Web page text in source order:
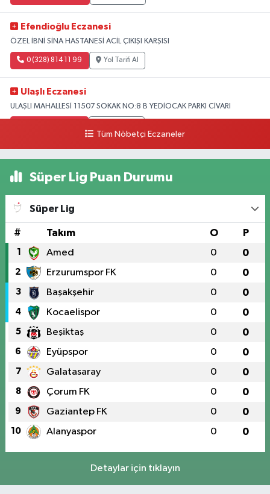
Efendioğlu Eczanesi
ÖZEL İBNİ SİNA HASTANESİ ACİL ÇIKIŞI KARŞISI
0 (328) 814 11 99 Yol Tarifi Al
Ulaşlı Eczanesi
ULAŞLI MAHALLESİ 11507 SOKAK NO:8 B YEDİOCAK PARKI CİVARI
Tüm Nöbetçi Eczaneler
Süper Lig Puan Durumu
Süper Lig
# Takım O P
1 Amed 0 0
2 Erzurumspor FK 0 0
3 Başakşehir 0 0
4 Kocaelispor 0 0
5 Beşiktaş 0 0
6 Eyüpspor 0 0
7 Galatasaray 0 0
8 Çorum FK 0 0
9 Gaziantep FK 0 0
10 Alanyaspor 0 0
Detaylar için tıklayın